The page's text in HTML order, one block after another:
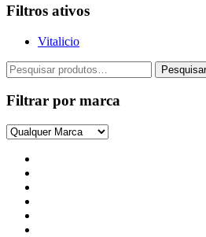
ser
escolhidas
Filtros ativos
Vitalicio
Pesquisar
por:
Pesquisar
Filtrar por marca